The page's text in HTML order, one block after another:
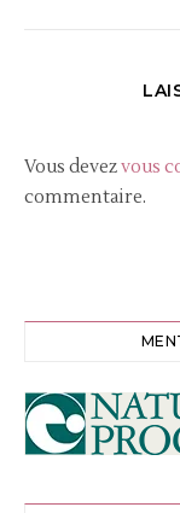
Vous devezvous
commentaire.